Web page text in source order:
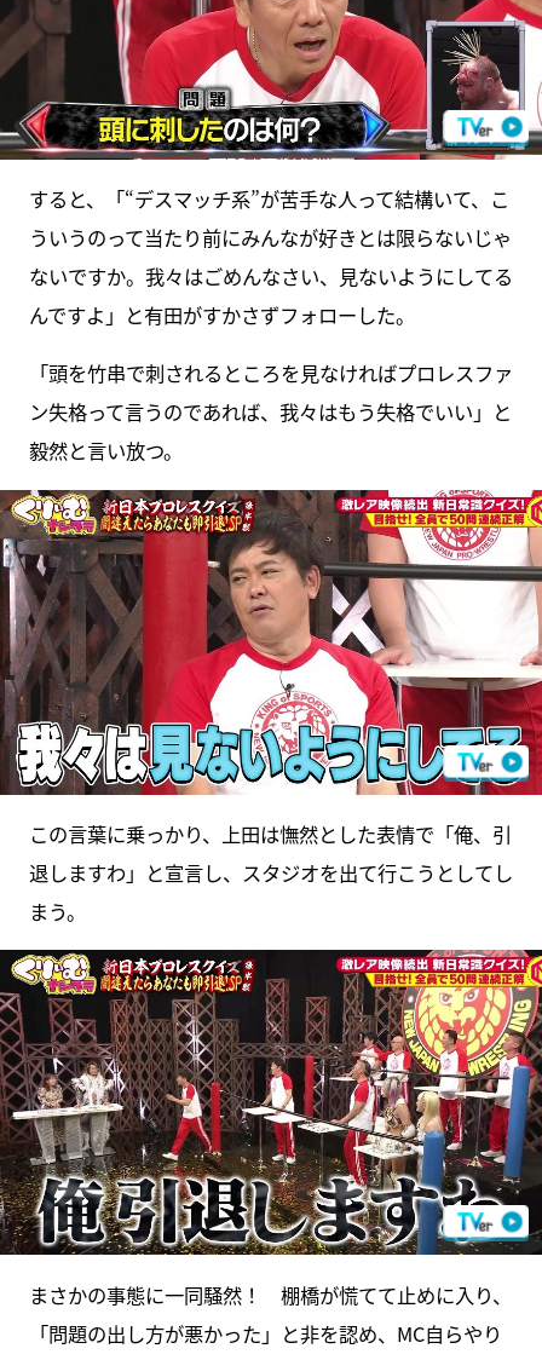
すると、「“デスマッチ系”が苦手な人って結構いて、こ
ういうのって当たり前にみんなが好きとは限らないじゃ
ないですか。我々はごめんなさい、見ないようにしてる
んですよ」と有田がすかさずフォローした。
「頭を竹串で刺されるところを見なければプロレスファ
ン失格って言うのであれば、我々はもう失格でいい」と
毅然と言い放つ。
この言葉に乗っかり、上田は憮然とした表情で「俺、引
退しますわ」と宣言し、スタジオを出て行こうとしてし
まう。
まさかの事態に一同騒然！ 棚橋が慌てて止めに入り、
「問題の出し方が悪かった」と非を認め、MC自らやり